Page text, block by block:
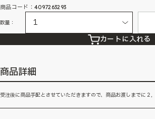
商品コード：4097263293
数量：
カートに入れる
商品詳細
受注後に商品手配とさせていただきますので、商品お渡しまでに２